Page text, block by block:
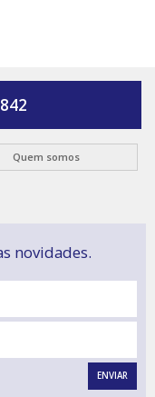
Quem somos
novidades.
ENVIAR